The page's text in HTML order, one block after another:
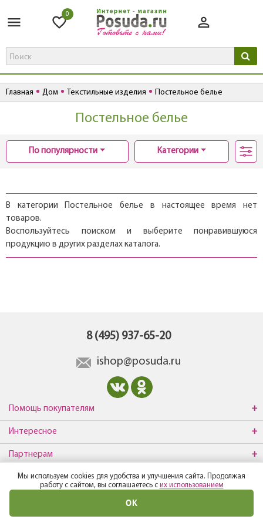
0
Главная Дом Текстильные изделия Постельное белье
Постельное белье
По популярности Категории
В категории Постельное белье в настоящее время нет
товаров.
Воспользуйтесь поиском и выберите понравившуюся
продукцию в других разделах каталога.
8 (495) 937-65-20
ishop@posuda.ru
Помощь покупателям
Интересное
Партнерам
О компании
Мы используем cookies для удобства и улучшения сайта. Продолжая
работу с сайтом, вы соглашаетесь с их использованием
ОК